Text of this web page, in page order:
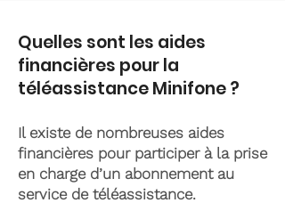
Quelles sont les aides
financières pour la
téléassistance Minifone ?
Il existe de nombreuses aides
financières pour participer à la prise
en charge d’un abonnement au
service de téléassistance.